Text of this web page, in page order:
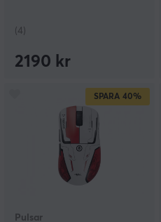
(4)
2190 kr
SPARA 40%
Pulsar